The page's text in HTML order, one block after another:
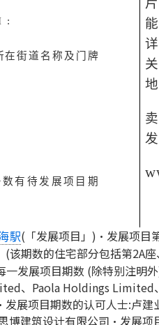
:
在街道名称及门牌
有待发展项目期
駅(「发展项目」)‧发展项目
(该期数的住宅部分包括第2A
一发展项目期数 (除特别注
、Paola Holdings
展项目期数的认可人士:卢
博建筑设计有限公司‧发展